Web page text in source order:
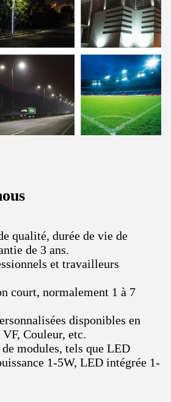
qualité, durée de vie de
de 3 ans.
et travailleurs
court, normalement 1 à 7
disponibles en
Couleur, etc.
modules, tels que LED
1-5W, LED intégrée 1-